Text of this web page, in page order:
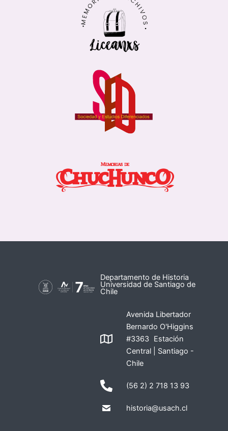
Departamento de Historia
Universidad de Santiago de
Chile
Avenida Libertador
Bernardo O'Higgins
#3363 Estación
Central | Santiago -
Chile
(56 2) 2 718 13 93
historia@usach.cl